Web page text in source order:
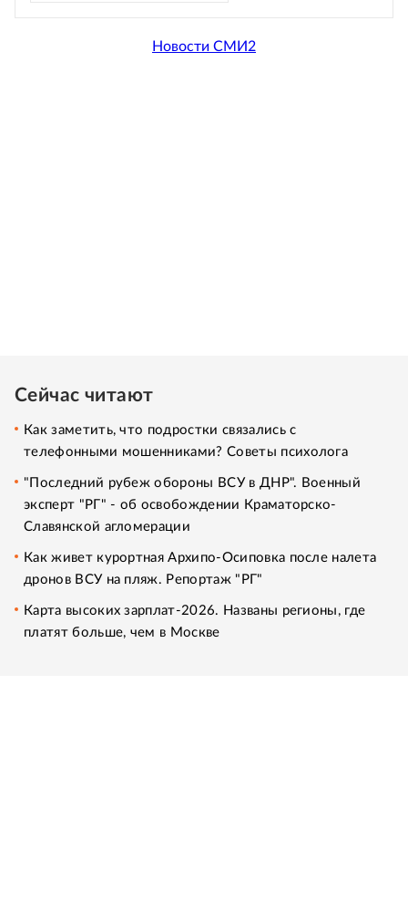
Новости СМИ2
Сейчас читают
Как заметить, что подростки связались с
телефонными мошенниками? Советы психолога
"Последний рубеж обороны ВСУ в ДНР". Военный
эксперт "РГ" - об освобождении Краматорско-
Славянской агломерации
Как живет курортная Архипо-Осиповка после налета
дронов ВСУ на пляж. Репортаж "РГ"
Карта высоких зарплат-2026. Названы регионы, где
платят больше, чем в Москве